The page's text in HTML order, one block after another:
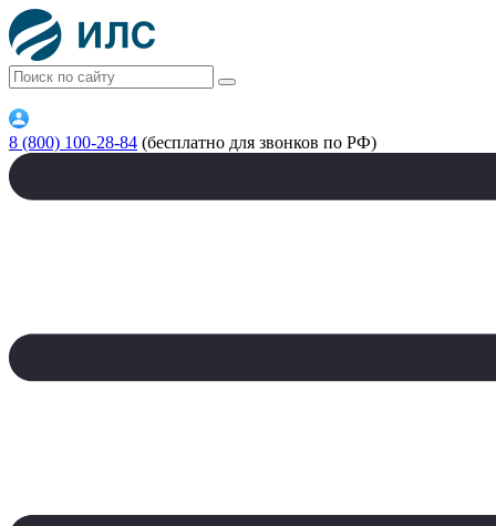
8 (800) 100-28-84 (бесплатно для звонков по РФ)